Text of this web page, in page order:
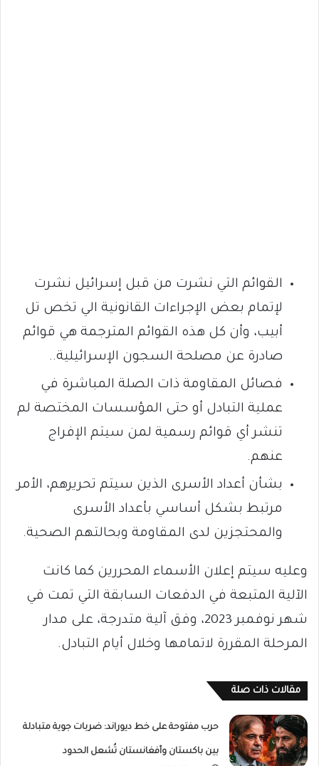
القوائم التي نشرت من قبل إسرائيل نشرت
لإتمام بعض الإجراءات القانونية الي تخص تل
أبيب، وأن كل هذه القوائم المترجمة هي قوائم
صادرة عن مصلحة السجون الإسرائيلية..
فصائل المقاومة ذات الصلة المباشرة في
عملية التبادل أو حتى المؤسسات المختصة لم
تنشر أي قوائم رسمية لمن سيتم الإفراج
عنهم.
بشأن أعداد الأسرى الذين سيتم تحريرهم، الأمر
مرتبط بشكل أساسي بأعداد الأسرى
والمحتجزين لدى المقاومة وبحالتهم الصحية.
وعليه سيتم إعلان الأسماء المحررين كما كانت
الآلية المتبعة في الدفعات السابقة التي تمت في
شهر نوفمبر 2023، وفق آلية متدرجة، على مدار
المرحلة المقررة لاتمامها وخلال أيام التبادل.
مقالات ذات صلة
حرب مفتوحة على خط ديوراند: ضربات جوية متبادلة
بين باكستان وأفغانستان تُشعل الحدود